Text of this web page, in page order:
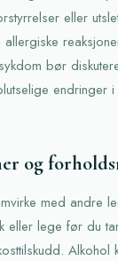
eller
bør
endringer
og
med andre
eller lege før du